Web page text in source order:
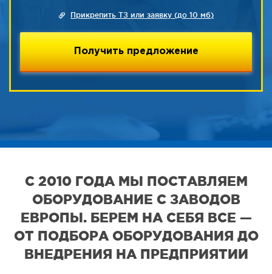
Прикрепить ТЗ или заявку (до 10 мб)
С 2010 ГОДА МЫ ПОСТАВЛЯЕМ
ОБОРУДОВАНИЕ С ЗАВОДОВ
ЕВРОПЫ. БЕРЕМ НА СЕБЯ ВСЕ —
ОТ ПОДБОРА ОБОРУДОВАНИЯ ДО
ВНЕДРЕНИЯ НА ПРЕДПРИЯТИИ